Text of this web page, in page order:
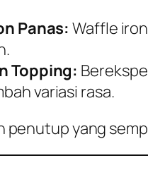
Panas: Waffle
Topping:
variasi rasa.
yang